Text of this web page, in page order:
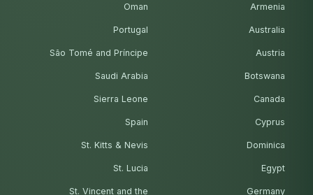
Armenia
Australia
Austria
Botswana
Canada
Cyprus
Dominica
Egypt
Germany
Oman
Portugal
São Tomé and Príncipe
Saudi Arabia
Sierra Leone
Spain
St. Kitts & Nevis
St. Lucia
St. Vincent and the